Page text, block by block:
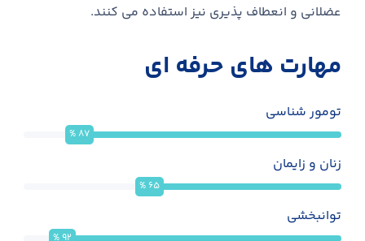
عضلانی و انعطاف پذیری نیز استفاده می کنند.
مهارت های حرفه ای
تومور شناسی
87
%
زنان و زایمان
65
%
توانبخشی